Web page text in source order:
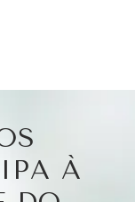
À